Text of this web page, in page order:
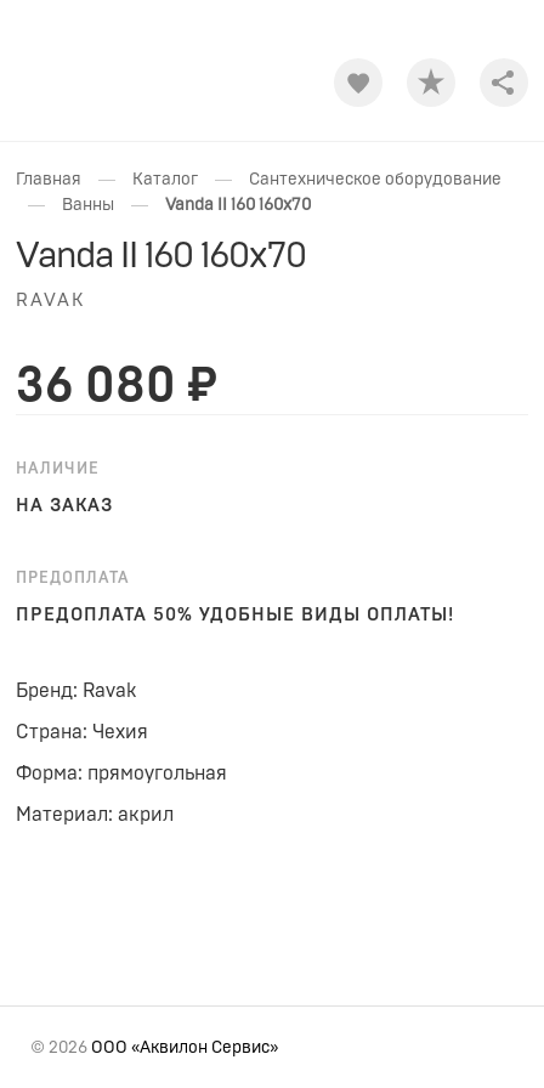
Главная — Каталог — Сантехническое оборудование
— Ванны — Vanda II 160 160x70
Vanda II 160 160x70
RAVAK
36 080 ₽
НАЛИЧИЕ
НА ЗАКАЗ
ПРЕДОПЛАТА
ПРЕДОПЛАТА 50% УДОБНЫЕ ВИДЫ ОПЛАТЫ!
Бренд: Ravak
Страна: Чехия
Форма: прямоугольная
Материал: акрил
© 2026 ООО «Аквилон Сервис»